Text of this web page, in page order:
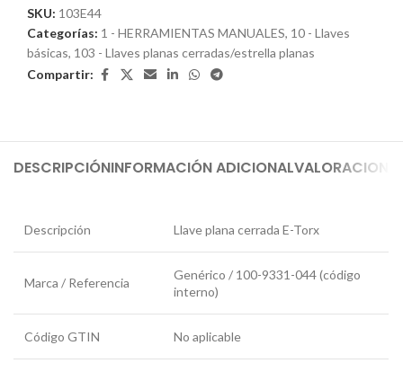
SKU: 103E44
Categorías: 1 - HERRAMIENTAS MANUALES, 10 - Llaves
básicas, 103 - Llaves planas cerradas/estrella planas
Compartir:
DESCRIPCIÓNINFORMACIÓN ADICIONAL
Descripción Llave plana cerrada E-Torx
Marca / Referencia
Genérico / 100-9331-044 (código
interno)
Código GTIN No aplicable